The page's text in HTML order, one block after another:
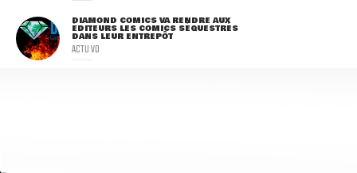
DIAMOND COMICS VA RENDRE AUX
ÉDITEURS LES COMICS SÉQUESTRÉS
DANS LEUR ENTREPÔT
ACTU VO